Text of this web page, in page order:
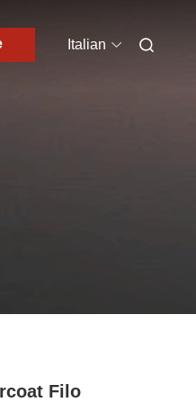
Italian
Filo